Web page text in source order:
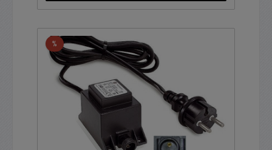
%Rabatt